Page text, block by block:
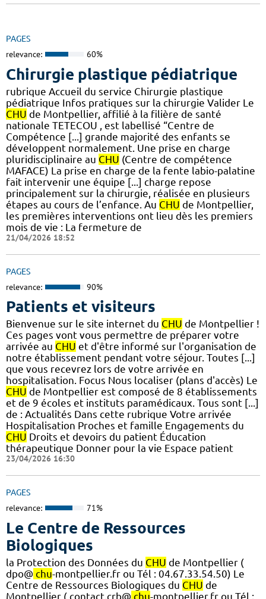
PAGES
relevance: 60%
Chirurgie plastique pédiatrique
rubrique Accueil du service Chirurgie plastique
pédiatrique Infos pratiques sur la chirurgie Valider Le
CHU de Montpellier, affilié à la filière de santé
nationale TETECOU , est labellisé “Centre de
Compétence [...] grande majorité des enfants se
développent normalement. Une prise en charge
pluridisciplinaire au CHU (Centre de compétence
MAFACE) La prise en charge de la fente labio-palatine
fait intervenir une équipe [...] charge repose
principalement sur la chirurgie, réalisée en plusieurs
étapes au cours de l’enfance. Au CHU de Montpellier,
les premières interventions ont lieu dès les premiers
mois de vie : La fermeture de
21/04/2026 18:52
PAGES
relevance: 90%
Patients et visiteurs
Bienvenue sur le site internet du CHU de Montpellier !
Ces pages vont vous permettre de préparer votre
arrivée au CHU et d'être informé sur l'organisation de
notre établissement pendant votre séjour. Toutes [...]
que vous recevrez lors de votre arrivée en
hospitalisation. Focus Nous localiser (plans d'accès) Le
CHU de Montpellier est composé de 8 établissements
et de 9 écoles et instituts paramédicaux. Tous sont [...]
de : Actualités Dans cette rubrique Votre arrivée
Hospitalisation Proches et famille Engagements du
CHU Droits et devoirs du patient Éducation
thérapeutique Donner pour la vie Espace patient
23/04/2026 16:30
PAGES
relevance: 71%
Le Centre de Ressources
Biologiques
la Protection des Données du CHU de Montpellier (
dpo@ chu-montpellier.fr ou Tél : 04.67.33.54.50) Le
Centre de Ressources Biologiques du CHU de
Montpellier ( contact.crb@ chu-montpellier.fr ou Tél :